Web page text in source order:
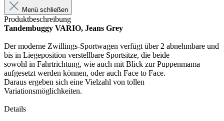
Menü schließen
Produktbeschreibung
Tandembuggy VARIO, Jeans Grey
Der moderne Zwillings-Sportwagen verfügt über 2 abnehmbare und
bis in Liegeposition verstellbare Sportsitze, die beide
sowohl in Fahrtrichtung, wie auch mit Blick zur Puppenmama
aufgesetzt werden können, oder auch Face to Face.
Daraus ergeben sich eine Vielzahl von tollen
Variationsmöglichkeiten.
Details